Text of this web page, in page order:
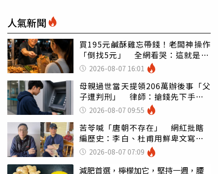
人氣新聞
買195元鹹酥雞忘帶錢！老闆神操作
「倒找5元」 全網看哭：這就是台
灣 2026-08-07 16:01
母親過世當天提領206萬辦後事「父
子遭判刑」 律師：搶錢先下手是
罪 2026-08-07 09:55
苦苓喊「唐朝不存在」 網紅批瞎
編歷史：李白、杜甫用鮮卑文寫
詩？2026-08-07 07:09
減肥首選，檸檬加它，堅持一週，腰